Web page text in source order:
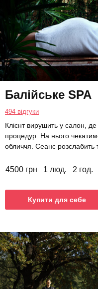
Балійське SPA
494 відгуки
Клієнт вирушить у салон,
процедур. На нього
обличчя. Сеанс розслабить
4500 грн 1 люд. 2 год.
Купити для себе